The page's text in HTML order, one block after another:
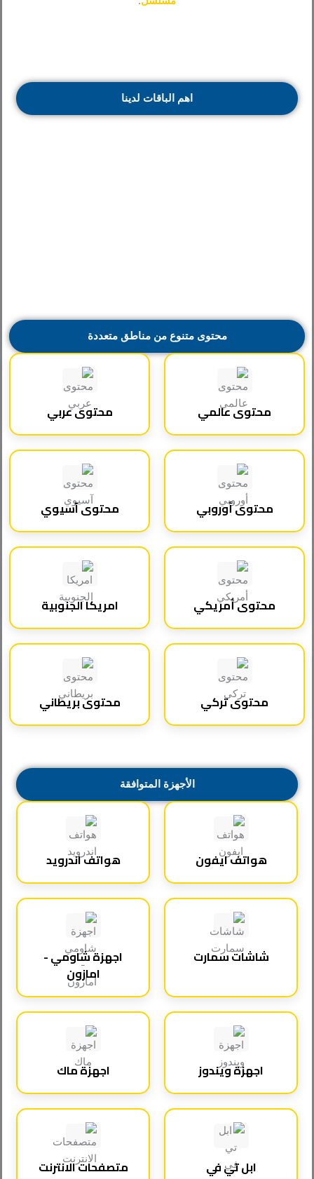
اهم الباقات لدينا
محتوى متنوع من مناطق متعددة
محتوى عالمي محتوى عربي
محتوى أوروبي محتوى آسيوي
محتوى أمريكي امريكا الجنوبية
محتوى تركي محتوى بريطاني
الأجهزة المتوافقة
هواتف ايفون هواتف اندرويد
شاشات سمارت
اجهزة شاومي -
امازون
اجهزة ويندوز اجهزة ماك
ابل تي في متصفحات الانترنت